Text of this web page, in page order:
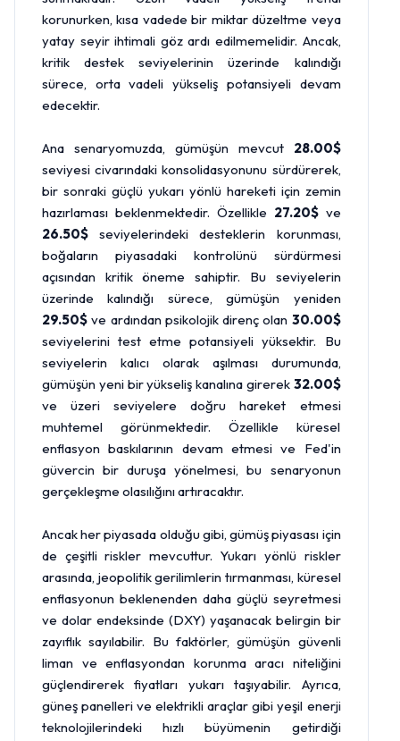
korunurken, kısa vadede bir miktar düzeltme veya
yatay seyir ihtimali göz ardı edilmemelidir. Ancak,
kritik destek seviyelerinin üzerinde kalındığı
sürece, orta vadeli yükseliş potansiyeli devam
edecektir.
Ana senaryomuzda, gümüşün mevcut 28.00$
seviyesi civarındaki konsolidasyonunu sürdürerek,
bir sonraki güçlü yukarı yönlü hareketi için zemin
hazırlaması beklenmektedir. Özellikle 27.20$ve
26.50$ seviyelerindeki desteklerin korunması,
boğaların piyasadaki kontrolünü sürdürmesi
açısından kritik öneme sahiptir. Bu seviyelerin
üzerinde kalındığı sürece, gümüşün yeniden
29.50$ ve ardından psikolojik direnç olan 30.00$
seviyelerini test etme potansiyeli yüksektir. Bu
seviyelerin kalıcı olarak aşılması durumunda,
gümüşün yeni bir yükseliş kanalına girerek 32.00$
ve üzeri seviyelere doğru hareket etmesi
muhtemel görünmektedir. Özellikle küresel
enflasyon baskılarının devam etmesi ve Fed'in
güvercin bir duruşa yönelmesi, bu senaryonun
gerçekleşme olasılığını artıracaktır.
Ancak her piyasada olduğu gibi, gümüş piyasası için
de çeşitli riskler mevcuttur. Yukarı yönlü riskler
arasında, jeopolitik gerilimlerin tırmanması, küresel
enflasyonun beklenenden daha güçlü seyretmesi
ve dolarendeksinde (DXY) yaşanacak belirgin bir
zayıflık sayılabilir. Bu faktörler, gümüşün güvenli
liman ve enflasyondan korunma aracı niteliğini
güçlendirerek fiyatları yukarı taşıyabilir. Ayrıca,
güneş panelleri ve elektrikli araçlar gibi yeşil enerji
teknolojilerindeki hızlı büyümenin getirdiği